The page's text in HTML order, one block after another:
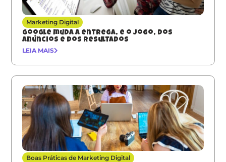
Marketing Digital
Google muda a entrega, e o jogo, dos
anúncios e dos resultados
LEIA MAIS
Boas Práticas de Marketing Digital